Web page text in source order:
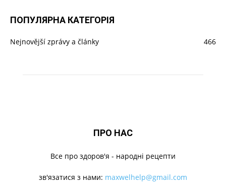
ПОПУЛЯРНА КАТЕГОРІЯ
Nejnovější zprávy a články 466
ПРО НАС
Все про здоров'я - народні рецепти
зв'язатися з нами: maxwelhelp@gmail.com